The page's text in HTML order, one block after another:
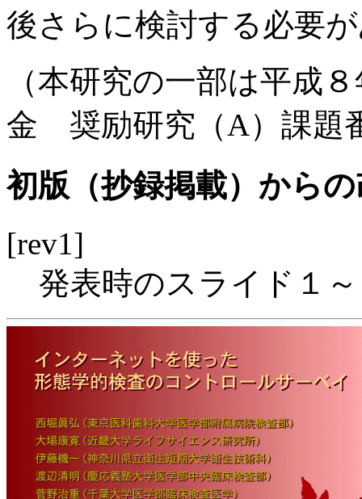
後さらに検討する必要
（本研究の一部は平成
金 奨励研究（A）課題
初版（抄録掲載）から
[rev1]
発表時のスライド１